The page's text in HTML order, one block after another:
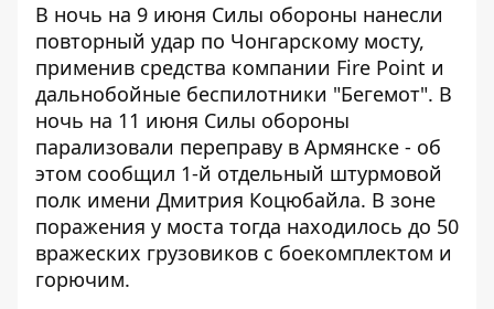
В ночь на 9 июня Силы обороны нанесли
повторный удар по Чонгарскому мосту,
применив средства компании Fire Point и
дальнобойные беспилотники "Бегемот". В
ночь на 11 июня Силы обороны
парализовали переправу в Армянске - об
этом сообщил 1-й отдельный штурмовой
полк имени Дмитрия Коцюбайла. В зоне
поражения у моста тогда находилось до 50
вражеских грузовиков с боекомплектом и
горючим.